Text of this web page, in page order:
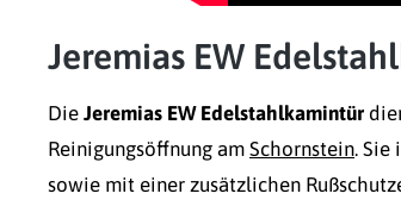
Jeremias EW
Die Jeremias EW Edelstahlkamintür
Reinigungsöffnung am Schornstein. Sie
sowie mit einer zusätzlichen